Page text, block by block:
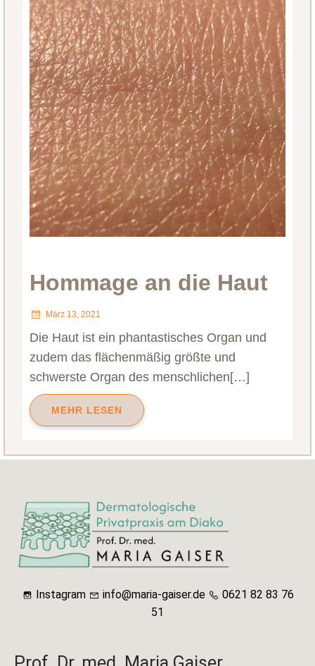
Hommage an die Haut
März 13, 2021
Die Haut ist ein phantastisches Organ und
zudem das flächenmäßig größte und
schwerste Organ des menschlichen[…]
MEHR LESEN
Instagram info@maria-gaiser.de
0621 82 83 76
51